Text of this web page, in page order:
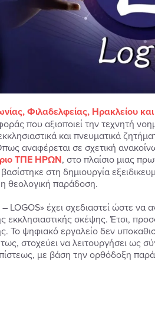
Φιλαδελφείας, Ηρακλείου
που αξιοποιεί την τεχνητή
και πνευματικά
αναφέρεται σε σχετική
ΤΠΕ ΗΡΩΝ, στο πλαίσιο μιας
στη δημιουργία
θεολογική παράδοση.
έχει σχεδιαστεί ώστε να
εκκλησιαστικής σκέψης. Έτσι,
Το ψηφιακό εργαλείο δεν
στοχεύει να λειτουργήσει ως
με βάση την ορθόδοξη